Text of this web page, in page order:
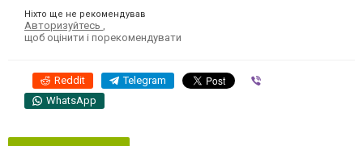
Ніхто ще не рекомендував
Авторизуйтесь
щоб оцінити і порекомендувати
Reddit Telegram
WhatsApp